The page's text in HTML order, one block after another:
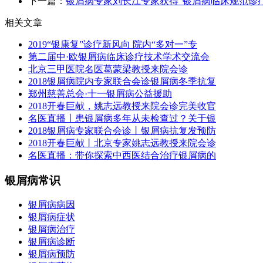
相关文章
2019“银康复”诊疗新风向 院内“多对一”专
第二届中·欧银屑病临床诊疗技术学术交流会
北京三甲医院名医葛蒙梁教授来院会诊
2018银屑病院内专家联合会诊银屑病冬季抗复
郑州慈善总会·十一银屑病公益援助
2018开春巨献，姚志远教授来院会诊完美收官
名医直播丨患银屑病多年从未检查过？关于银
2018银屑病专家联合会诊丨银屑病抗复发预防
2018开春巨献丨北京专家姚志远教授来院会诊
名医直播：带你探索中西医结合治疗银屑病的
银屑病常识
银屑病病因
银屑病症状
银屑病治疗
银屑病诊断
银屑病预防